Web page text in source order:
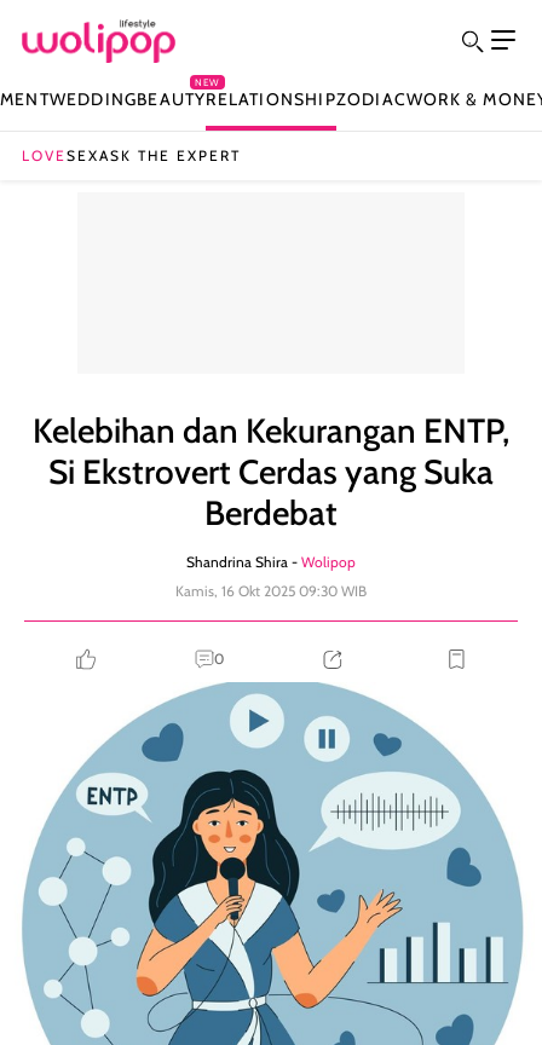
WEDDINGBEAUTY
NEW
RELATIONSHIPZODIACWORK &
LOVESEXASK THE EXPERT
Kelebihan dan Kekurangan ENTP,
Si Ekstrovert Cerdas yang Suka
Berdebat
Shandrina Shira - Wolipop
Kamis, 16 Okt 2025 09:30 WIB
0